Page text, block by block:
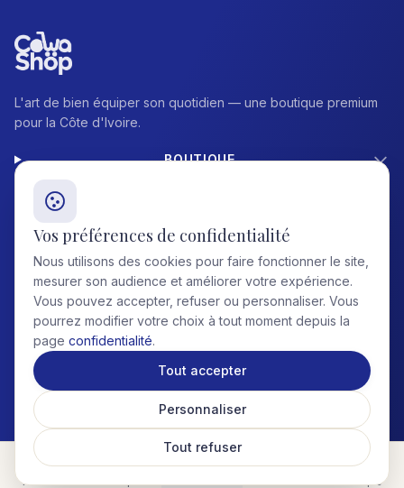
L'art de bien équiper son quotidien — une boutique premium
pour la Côte d'Ivoire.
BOUTIQUE
CONTACT
© 2026 CowaShop. Tous droits réservés. RCCM ABJ-XXX · NIF XXX
Mentions légales
ConfidentialitéCGVCookies
PAIEMENTS :
Accueil Compte
Vos préférences de confidentialité
Nous utilisons des cookies pour faire fonctionner le site,
mesurer son audience et améliorer votre expérience.
Vous pouvez accepter, refuser ou personnaliser. Vous
pourrez modifier votre choix à tout moment depuis la
page confidentialité.
Tout refuser
Personnaliser
Tout accepter